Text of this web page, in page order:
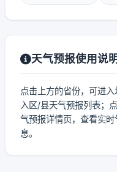
天气预报使用说明
点击上方的省份，可进
入区/县天气预报列表；
气预报详情页，查看实
息。